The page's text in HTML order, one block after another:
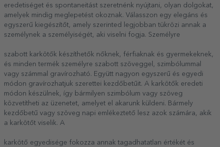
eredetiséget és spontaneitást szeretnénk nyújtani, olyan dolgokat,
amelyek mindig meglepetést okoznak. Válasszon egy elegáns és
egyszerű kiegészítőt, amely szerinted legjobban tükrözi annak a
személynek a személyiségét, aki viselni fogja. Személyre
szabott karkötők készíthetők nőknek, férfiaknak és gyermekeknek,
és minden termék személyre szabott szöveggel, szimbólummal
vagy számmal gravírozható. Együtt nagyon egyszerű és egyedi
módon gravírozhatjuk szerettei kezdőbetűit. A karkötők eredeti
módon készülnek, így bármilyen szimbólum vagy szöveg
közvetítheti az üzenetet, amelyet el akarunk küldeni. Bármely
kezdőbetű vagy szöveg napi emlékeztető lesz azok számára, akik
a karkötőt viselik. A
karkötő egyedisége fokozza annak tagadhatatlan értékét és